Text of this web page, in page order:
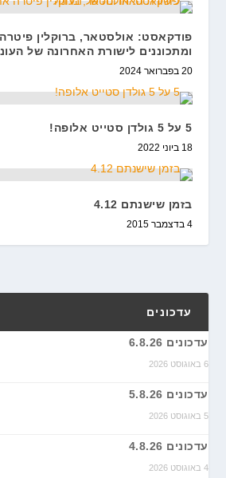
פודקאסט: אולסטאר, ברוקלין פיטרה
ומתכוננים לישורת האחרונה של
20 בפברואר 2024
5 על 5 גולדן סטייט אלופה!
18 ביוני 2022
בזמן שישנתם 4.12
4 בדצמבר 2015
עדכונים
עדכונים 6.8.26
6 באוגוסט 2026
עדכונים 5.8.26
5 באוגוסט 2026
עדכונים 4.8.26
4 באוגוסט 2026